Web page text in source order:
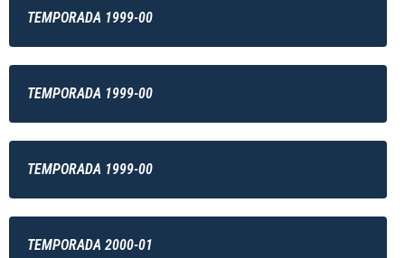
TEMPORADA 1999-00
TEMPORADA 1999-00
TEMPORADA 1999-00
TEMPORADA 2000-01